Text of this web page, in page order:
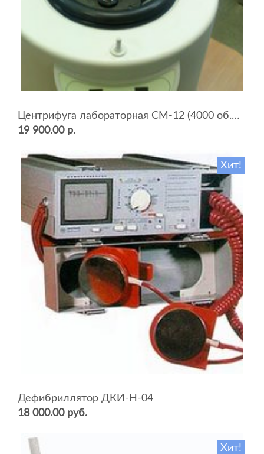
Центрифуга лабораторная СМ-12 (4000 об.мин, 12 пробирок)
19 900.00 р.
Хит!
Дефибриллятор ДКИ-Н-04
18 000.00 руб.
Хит!